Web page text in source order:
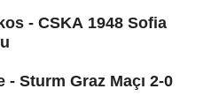
- CSKA 1948 Sofia
- Sturm Graz Maçı 2-0